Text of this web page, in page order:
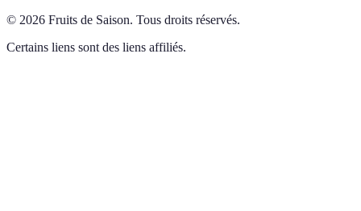
© 2026 Fruits de Saison. Tous droits réservés.
Certains liens sont des liens affiliés.